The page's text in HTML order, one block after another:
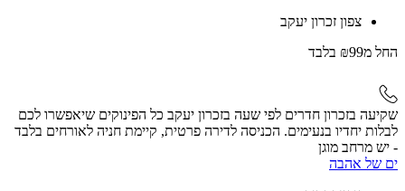
צפון זכרון יעקב
החל מ₪99 בלבד
שקיעה בזכרון חדרים לפי שעה בזכרון יעקב כל הפינוקים שיאפשרו לכם
לבלות יחדיו בנעימים. הכניסה לדירה פרטית, קיימת חניה לאורחים בלבד
- יש מרחב מוגן
ים של אהבה